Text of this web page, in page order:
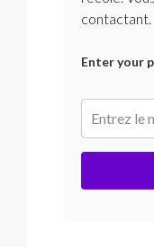
contactant.
Enter your